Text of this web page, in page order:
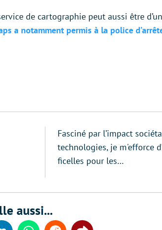
de cartographie peut aussi être
a notamment permis à la police
Fasciné par l’impact
technologies, je m'efforce
ficelles pour les…
aussi...